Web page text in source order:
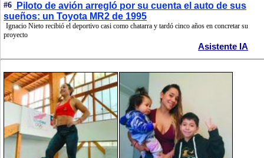
#6
Piloto de avión arregló por su cuenta el auto de sus
sueños: un Toyota MR2 de 1995
Ignacio Nieto recibió el deportivo casi como chatarra y tardó cinco años en concretar su
proyecto
Asistente IA